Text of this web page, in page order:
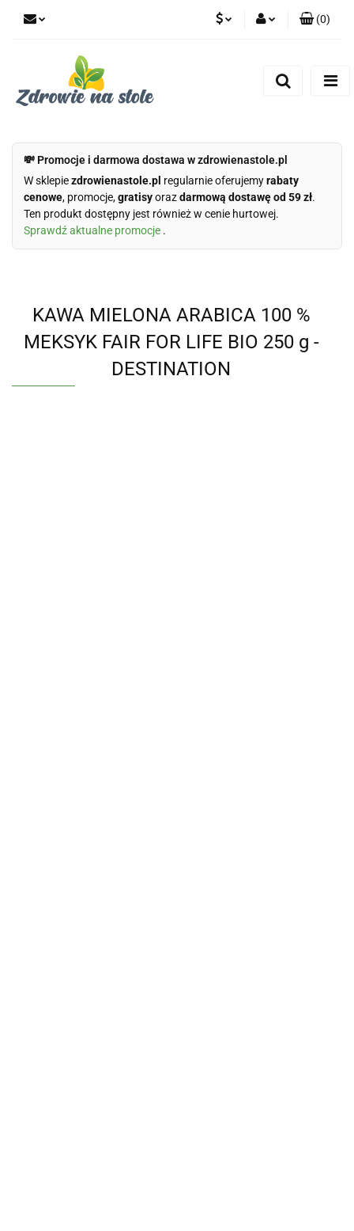
(0)
💸 Promocje i darmowa dostawa w zdrowienastole.pl
W sklepiezdrowienastole.pl regularnie oferujemyrabaty
cenowe, promocje,gratisyorazdarmową dostawę od 59 zł.
Ten produkt dostępny jest również w cenie hurtowej.
Sprawdź aktualne promocje .
KAWA MIELONA ARABICA 100 %
MEKSYK FAIR FOR LIFE BIO 250 g -
DESTINATION